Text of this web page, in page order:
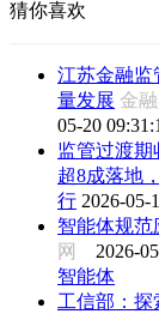
猜你喜欢
江苏金融监
量发展 金
05-20
监管过渡期
超8成落地
行 2026-05-
智能体规
网 2026-
智能体
工信部：探